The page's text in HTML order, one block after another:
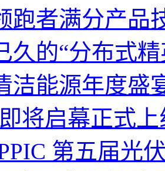
跑者满分产品
久的“分布式
洁能源年度盛
将启幕正式上
第五届光